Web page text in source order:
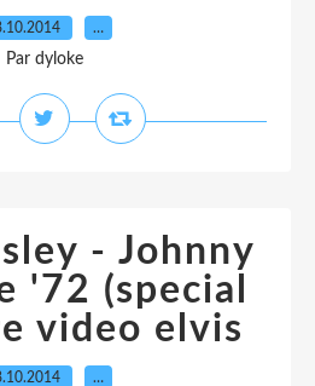
…
Par dyloke
- Johnny
'72 (special
video elvis
…